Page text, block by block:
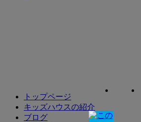
トップページ
キッズハウスの紹介
ブログ